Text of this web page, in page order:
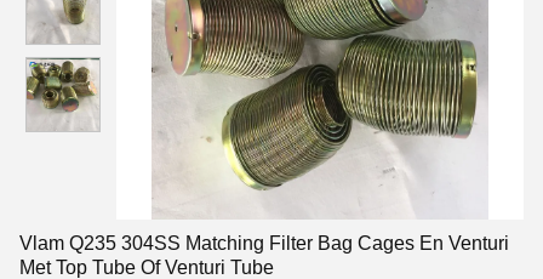
Vlam Q235 304SS Matching Filter Bag Cages En Venturi
Met Top Tube Of Venturi Tube